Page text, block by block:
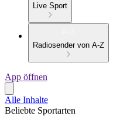
Live Sport
Radiosender von A-Z
App öffnen
Alle Inhalte
Beliebte Sportarten